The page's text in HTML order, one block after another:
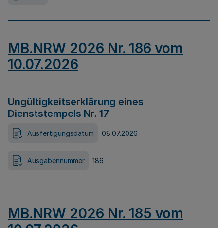
MB.NRW 2026 Nr. 186 vom
10.07.2026
Ungültigkeitserklärung eines
Dienststempels Nr. 17
Ausfertigungsdatum 08.07.2026
Ausgabennummer 186
MB.NRW 2026 Nr. 185 vom